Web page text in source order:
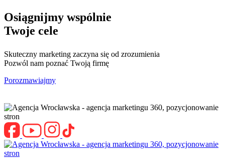
Osiągnijmy wspólnie
Twoje cele
Skuteczny marketing zaczyna się od zrozumienia
Pozwól nam poznać Twoją firmę
Porozmawiajmy